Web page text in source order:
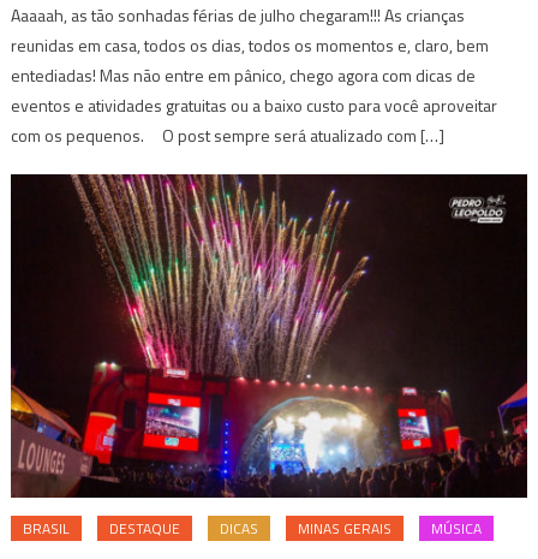
Aaaaah, as tão sonhadas férias de julho chegaram!!! As crianças
reunidas em casa, todos os dias, todos os momentos e, claro, bem
entediadas! Mas não entre em pânico, chego agora com dicas de
eventos e atividades gratuitas ou a baixo custo para você aproveitar
com os pequenos. O post sempre será atualizado com […]
BRASIL DESTAQUE DICAS MINAS GERAIS MÚSICA